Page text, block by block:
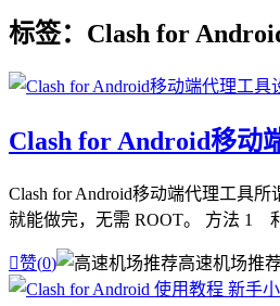
标签：Clash for
Clash for Android移动
Clash for Android移动端代理工具
就能做完，无需 ROOT。 方法 1
赞(0) 高速机场推